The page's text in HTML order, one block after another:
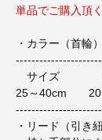
単品でご購入頂
・カラー（首輪
サイズ
25～40cm
・リード（引